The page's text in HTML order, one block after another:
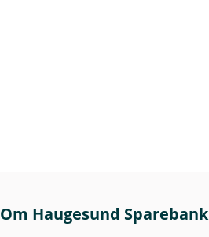
Om Haugesund Sparebank